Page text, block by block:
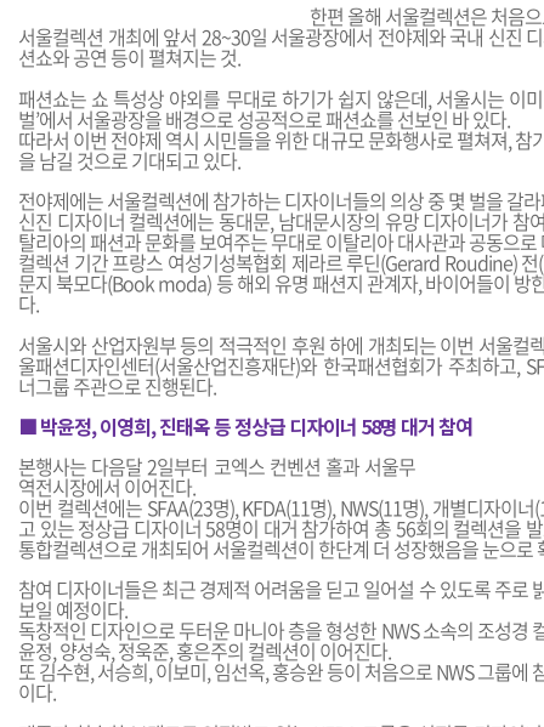
한편 올해 서울컬렉션은 처음
서울컬렉션 개최에 앞서 28~30일 서울광장에서 전야제와 국내 신진
션쇼와 공연 등이 펼쳐지는 것.
패션쇼는 쇼 특성상 야외를 무대로 하기가 쉽지 않은데, 서울시는 이
벌’에서 서울광장을 배경으로 성공적으로 패션쇼를 선보인 바 있다.
따라서 이번 전야제 역시 시민들을 위한 대규모 문화행사로 펼쳐져, 참
을 남길 것으로 기대되고 있다.
전야제에는 서울컬렉션에 참가하는 디자이너들의 의상 중 몇 벌을 갈
신진 디자이너 컬렉션에는 동대문, 남대문시장의 유망 디자이너가 참
탈리아의 패션과 문화를 보여주는 무대로 이탈리아 대사관과 공동으로
컬렉션 기간 프랑스 여성기성복협회 제라르 루딘(Gerard Roudine)
문지 북모다(Book moda) 등 해외 유명 패션지 관계자, 바이어들이 방
다.
서울시와 산업자원부 등의 적극적인 후원 하에 개최되는 이번 서울컬
울패션디자인센터(서울산업진흥재단)와 한국패션협회가 주최하고,
너그룹 주관으로 진행된다.
■ 박윤정, 이영희, 진태옥 등 정상급 디자이너 58명 대거 참여
본행사는 다음달 2일부터 코엑스 컨벤션 홀과 서울무
역전시장에서 이어진다.
이번 컬렉션에는 SFAA(23명), KFDA(11명), NWS(11명), 개별디자이
고 있는 정상급 디자이너 58명이 대거 참가하여 총 56회의 컬렉션을
통합컬렉션으로 개최되어 서울컬렉션이 한단계 더 성장했음을 눈으로
참여 디자이너들은 최근 경제적 어려움을 딛고 일어설 수 있도록 주로
보일 예정이다.
독창적인 디자인으로 두터운 마니아 층을 형성한 NWS 소속의 조성경
윤정, 양성숙, 정욱준, 홍은주의 컬렉션이 이어진다.
또 김수현, 서승희, 이보미, 임선옥, 홍승완 등이 처음으로 NWS 그룹에
이다.